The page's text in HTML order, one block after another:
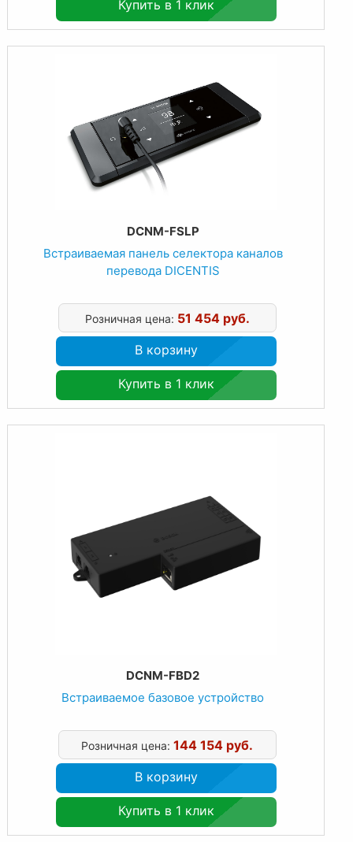
Купить в 1 клик
DCNM-FSLP
Встраиваемая панель селектора каналов
перевода DICENTIS
Розничная цена: 51 454 руб.
В корзину
Купить в 1 клик
DCNM-FBD2
Встраиваемое базовое устройство
Розничная цена:144 154 руб.
В корзину
Купить в 1 клик